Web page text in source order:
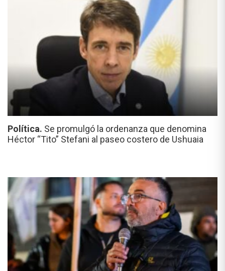
Política. Se promulgó la ordenanza que denomina
Héctor “Tito” Stefani al paseo costero de Ushuaia